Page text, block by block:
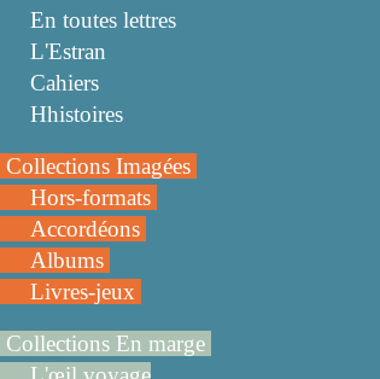
En toutes lettres
L'Estran
Cahiers
Hhistoires
Collections Imagées
Hors-formats
Accordéons
Albums
Livres-jeux
Collections En marge